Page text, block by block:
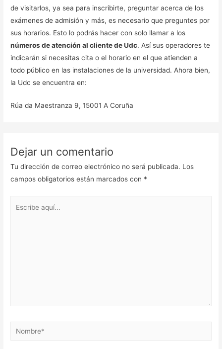
de visitarlos, ya sea para inscribirte, preguntar acerca de los
exámenes de admisión y más, es necesario que preguntes por
sus horarios. Esto lo podrás hacer con solo llamar a los
números de atención al cliente de Udc. Así sus operadores te
indicarán si necesitas cita o el horario en el que atienden a
todo público en las instalaciones de la universidad. Ahora bien,
la Udc se encuentra en:
Rúa da Maestranza 9, 15001 A Coruña
Dejar un comentario
Tu dirección de correo electrónico no será publicada. Los
campos obligatorios están marcados con *
Nombre*